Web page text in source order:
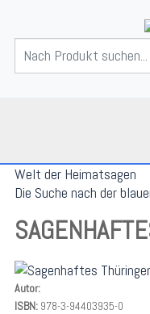
Welt der Heimatsagen
Die Suche nach der
Autor:
ISBN: 978-3-94403935-0